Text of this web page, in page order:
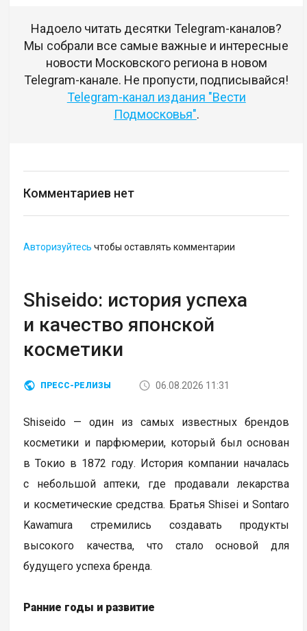
Надоело читать десятки Telegram-каналов?
Мы собрали все самые важные и интересные
новости Московского региона в новом
Telegram-канале. Не пропусти, подписывайся!
Telegram-канал издания "Вести
Подмосковья".
Комментариев нет
Авторизуйтесь чтобы оставлять комментарии
Shiseido: история успеха
и качество японской
косметики
ПРЕСС-РЕЛИЗЫ 06.08.2026 11:31
Shiseido — один из самых известных брендов
косметики и парфюмерии, который был основан
в Токио в 1872 году. История компании началась
с небольшой аптеки, где продавали лекарства
и косметические средства. Братья Shisei и Sontaro
Kawamura стремились создавать продукты
высокого качества, что стало основой для
будущего успеха бренда.
Ранние годы и развитие